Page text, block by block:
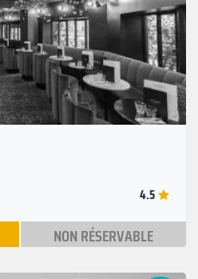
Suivant
4.5
NON RÉSERVABLE